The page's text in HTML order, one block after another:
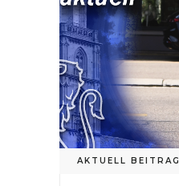
AKTUELL BEITRAG